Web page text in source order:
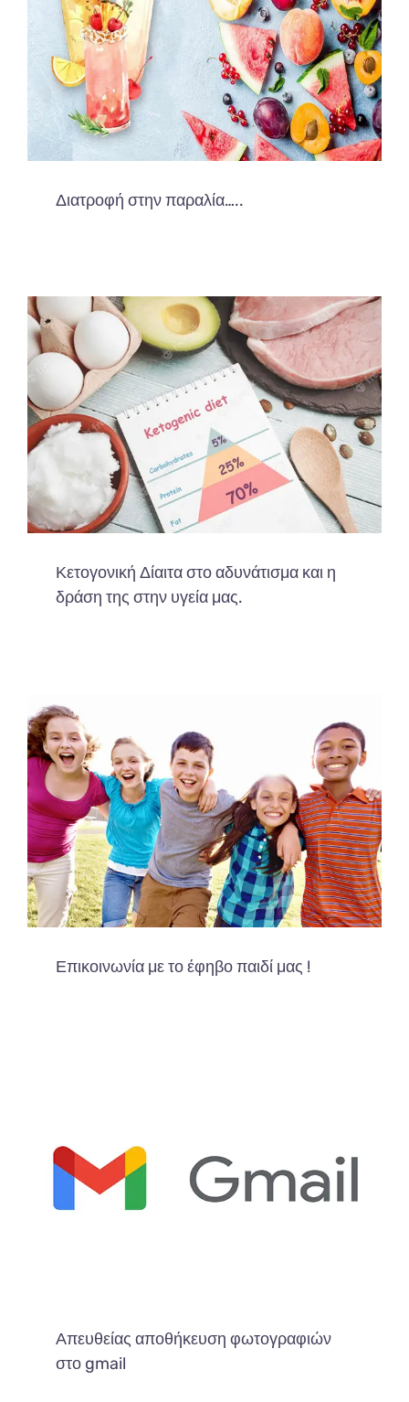
Διατροφή στην παραλία…..
Κετογονική Δίαιτα στο αδυνάτισμα και η
δράση της στην υγεία μας.
Επικοινωνία με το έφηβο παιδί μας !
Απευθείας αποθήκευση φωτογραφιών
στο gmail